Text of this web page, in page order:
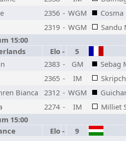
2356 - WGM
2319 - WGM
Sandu
15:00
Elo -
5
2383 - GM
Sebag
2365 - IM
Bianca 2312 - WGM
2274 - IM
Milliet
15:00
Elo - 9